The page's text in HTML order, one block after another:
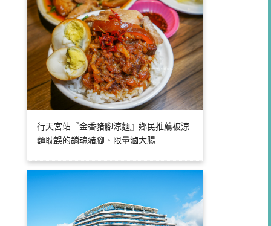
行天宮站『金香豬腳涼麵』鄉民推薦被涼
麵耽誤的銷魂豬腳、限量滷大腸